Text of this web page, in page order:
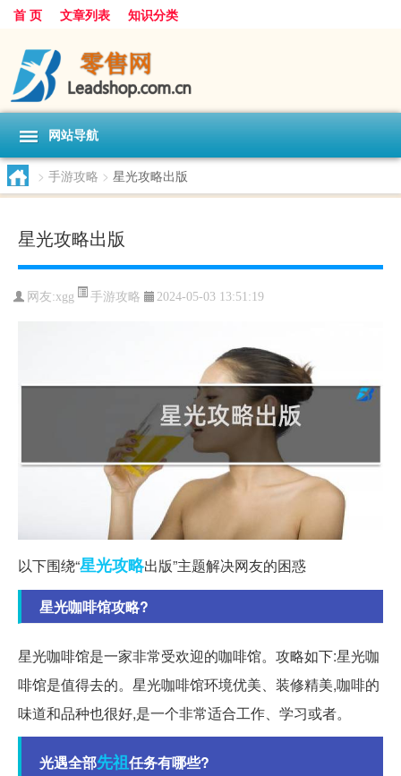
首 页 文章列表 知识分类
网站导航
> 手游攻略 > 星光攻略出版
星光攻略出版
网友:xgg 手游攻略 2024-05-03 13:51:19
以下围绕“星光攻略出版”主题解决网友的困惑
星光咖啡馆攻略?
星光咖啡馆是一家非常受欢迎的咖啡馆。攻略如下:星光咖
啡馆是值得去的。星光咖啡馆环境优美、装修精美,咖啡的
味道和品种也很好,是一个非常适合工作、学习或者。
光遇全部先祖任务有哪些?